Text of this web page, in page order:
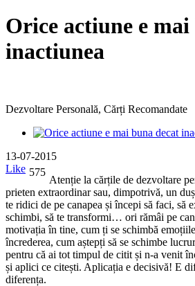
Orice actiune e
inactiunea
Dezvoltare Personală, Cărți Recomandate
13-07-2015
Like 575
Atenție la cărțile de dezvoltare
prieten extraordinar sau, dimpotrivă, un
te ridici de pe canapea și începi să faci, să
schimbi, să te transformi… ori rămâi pe
motivația în tine, cum ți se schimbă
încrederea, cum aștepți să se schimbe
pentru că ai tot timpul de citit și n-a venit
și aplici ce citești. Aplicația e decisivă! E
diferența.